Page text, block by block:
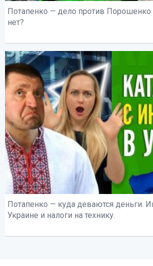
Потапенко — дело против Порошенко
нет?
Потапенко — куда деваются деньги.
Украине и налоги на технику.